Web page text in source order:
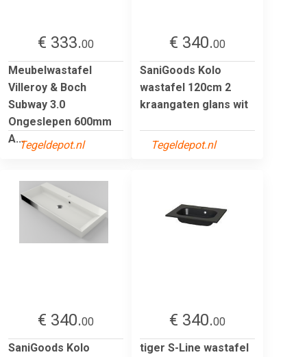
€ 333.00
Meubelwastafel
Villeroy & Boch
Subway 3.0
Ongeslepen 600mm
A...Tegeldepot.nl
€ 340.00
SaniGoods Kolo
wastafel 120cm 2
kraangaten glans wit
Tegeldepot.nl
€ 340.00
SaniGoods Kolo
€ 340.00
tiger S-Line wastafel